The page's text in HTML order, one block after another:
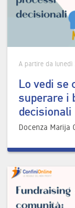
A partire da
Lo vedi se
superare i
decisionali
Docenza Marija